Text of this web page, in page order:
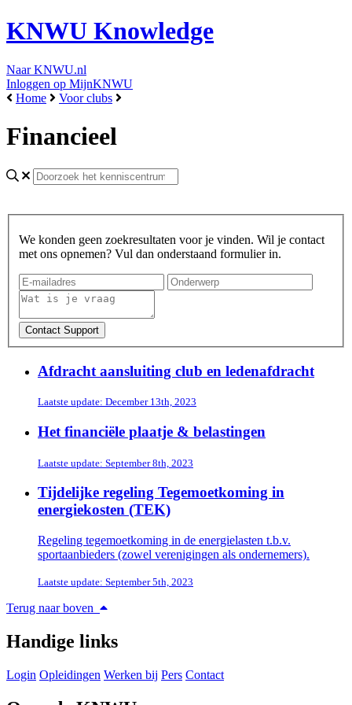
KNWU Knowledge
Naar KNWU.nl
Inloggen op MijnKNWU
Home
Voor clubs
Financieel
We konden geen zoekresultaten voor je vinden. Wil je contact
met ons opnemen? Vul dan onderstaand formulier in.
Afdracht aansluiting club en ledenafdracht
Laatste update: December 13th, 2023
Het financiële plaatje & belastingen
Laatste update: September 8th, 2023
Tijdelijke regeling Tegemoetkoming in
energiekosten (TEK)
Regeling tegemoetkoming in de energielasten t.b.v.
sportaanbieders (zowel verenigingen als ondernemers).
Laatste update: September 5th, 2023
Terug naar boven
Handige links
Login Opleidingen Werken bij Pers Contact